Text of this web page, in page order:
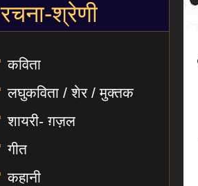
रचना-श्रेणी
कविता
लघुकविता / शेर / मुक्तक
शायरी- ग़ज़ल
गीत
कहानी